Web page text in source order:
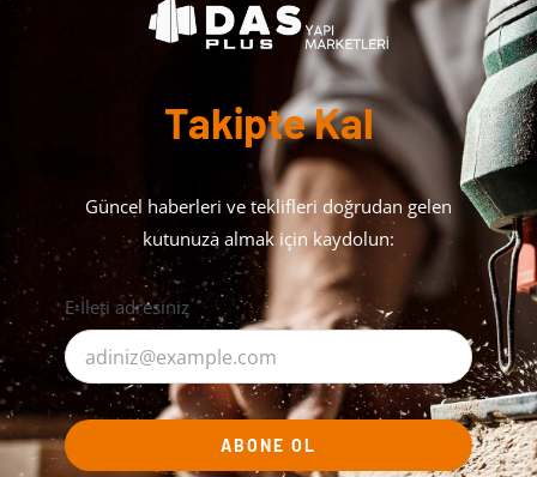
Takipte Kal
Güncel haberleri ve teklifleri doğrudan gelen
kutunuza almak için kaydolun:
E-İleti adresiniz
ABONE OL